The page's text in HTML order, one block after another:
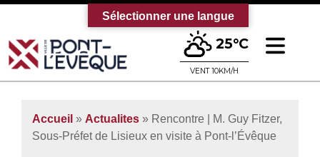
Bienvenue sur le site officiel de la
25°C
VENT 10KM/H
Accueil » Actualites » Rencontre | M. Guy Fitzer,
Sous-Préfet de Lisieux en visite à Pont-l’Évêque
Sélectionner une langue